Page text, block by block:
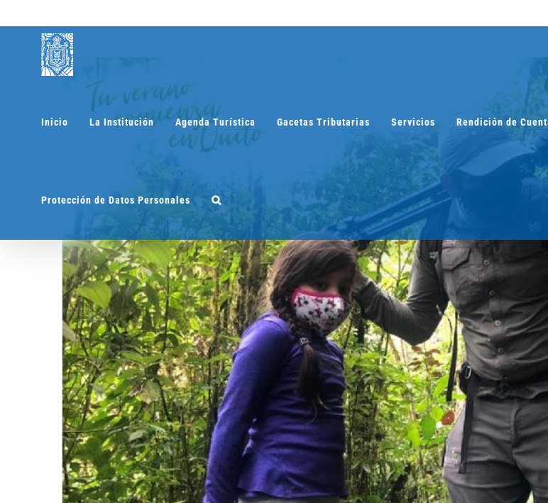
contenido
Inicio La Institución Agenda Turística Gacetas Tributarias Servicios Rendición de
Protección de Datos Personales